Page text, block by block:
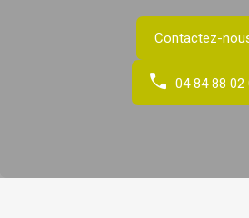
Contactez-
04 84 88 02